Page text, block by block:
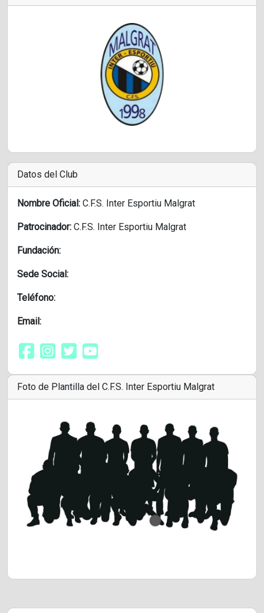
Datos del Club
Nombre Oficial: C.F.S. Inter Esportiu Malgrat
Patrocinador: C.F.S. Inter Esportiu Malgrat
Fundación:
Sede Social:
Teléfono:
Email:
Foto de Plantilla del C.F.S. Inter Esportiu Malgrat